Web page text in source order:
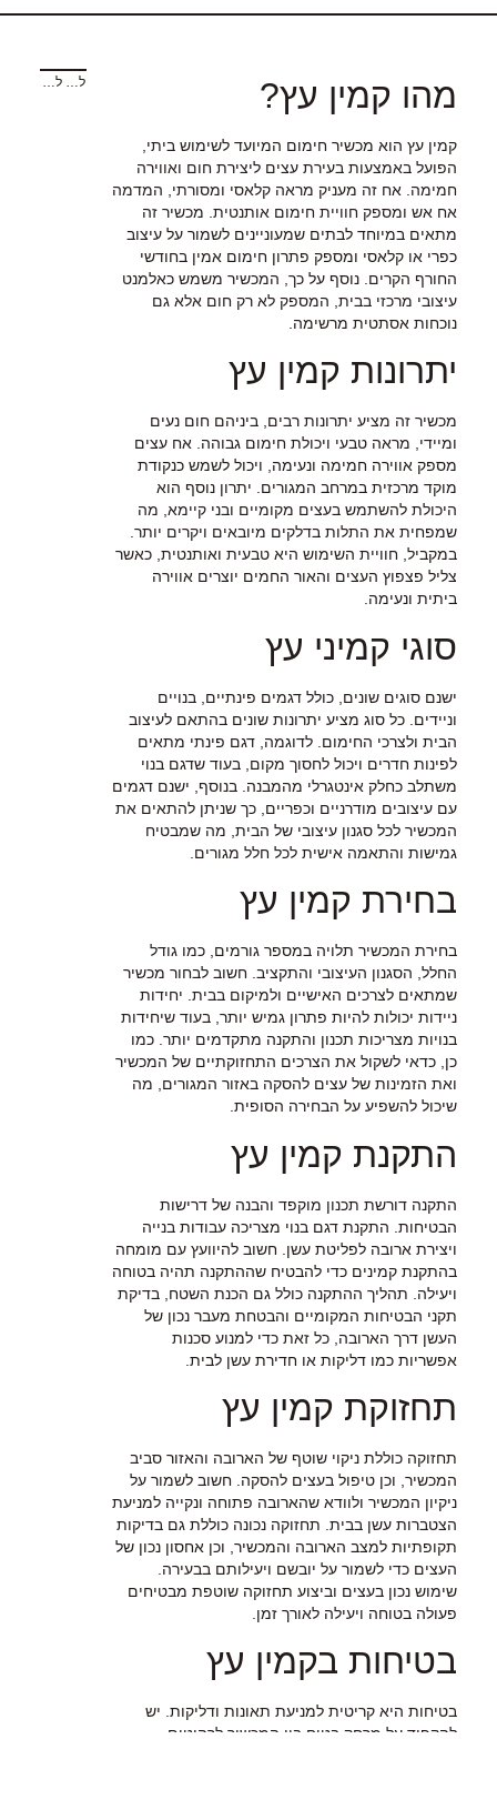
מהו קמין עץ?
קמין עץ הוא מכשיר חימום המיועד לשימוש ביתי,
הפועל באמצעות בעירת עצים ליצירת חום ואווירה
חמימה. אח זה מעניק מראה קלאסי ומסורתי, המדמה
אח אש ומספק חוויית חימום אותנטית. מכשיר זה
מתאים במיוחד לבתים שמעוניינים לשמור על עיצוב
כפרי או קלאסי ומספק פתרון חימום אמין בחודשי
החורף הקרים. נוסף על כך, המכשיר משמש כאלמנט
עיצובי מרכזי בבית, המספק לא רק חום אלא גם
נוכחות אסתטית מרשימה.
יתרונות קמין עץ
מכשיר זה מציע יתרונות רבים, ביניהם חום נעים
ומיידי, מראה טבעי ויכולת חימום גבוהה. אח עצים
מספק אווירה חמימה ונעימה, ויכול לשמש כנקודת
מוקד מרכזית במרחב המגורים. יתרון נוסף הוא
היכולת להשתמש בעצים מקומיים ובני קיימא, מה
שמפחית את התלות בדלקים מיובאים ויקרים יותר.
במקביל, חוויית השימוש היא טבעית ואותנטית, כאשר
צליל פצפוץ העצים והאור החמים יוצרים אווירה
ביתית ונעימה.
סוגי קמיני עץ
ישנם סוגים שונים, כולל דגמים פינתיים, בנויים
וניידים. כל סוג מציע יתרונות שונים בהתאם לעיצוב
הבית ולצרכי החימום. לדוגמה, דגם פינתי מתאים
לפינות חדרים ויכול לחסוך מקום, בעוד שדגם בנוי
משתלב כחלק אינטגרלי מהמבנה. בנוסף, ישנם דגמים
עם עיצובים מודרניים וכפריים, כך שניתן להתאים את
המכשיר לכל סגנון עיצובי של הבית, מה שמבטיח
גמישות והתאמה אישית לכל חלל מגורים.
בחירת קמין עץ
בחירת המכשיר תלויה במספר גורמים, כמו גודל
החלל, הסגנון העיצובי והתקציב. חשוב לבחור מכשיר
שמתאים לצרכים האישיים ולמיקום בבית. יחידות
ניידות יכולות להיות פתרון גמיש יותר, בעוד שיחידות
בנויות מצריכות תכנון והתקנה מתקדמים יותר. כמו
כן, כדאי לשקול את הצרכים התחזוקתיים של המכשיר
ואת הזמינות של עצים להסקה באזור המגורים, מה
שיכול להשפיע על הבחירה הסופית.
התקנת קמין עץ
התקנה דורשת תכנון מוקפד והבנה של דרישות
הבטיחות. התקנת דגם בנוי מצריכה עבודות בנייה
ויצירת ארובה לפליטת עשן. חשוב להיוועץ עם מומחה
בהתקנת קמינים כדי להבטיח שההתקנה תהיה בטוחה
ויעילה. תהליך ההתקנה כולל גם הכנת השטח, בדיקת
תקני הבטיחות המקומיים והבטחת מעבר נכון של
העשן דרך הארובה, כל זאת כדי למנוע סכנות
אפשריות כמו דליקות או חדירת עשן לבית.
תחזוקת קמין עץ
תחזוקה כוללת ניקוי שוטף של הארובה והאזור סביב
המכשיר, וכן טיפול בעצים להסקה. חשוב לשמור על
ניקיון המכשיר ולוודא שהארובה פתוחה ונקייה למניעת
הצטברות עשן בבית. תחזוקה נכונה כוללת גם בדיקות
תקופתיות למצב הארובה והמכשיר, וכן אחסון נכון של
העצים כדי לשמור על יובשם ויעילותם בבעירה.
שימוש נכון בעצים וביצוע תחזוקה שוטפת מבטיחים
פעולה בטוחה ויעילה לאורך זמן.
בטיחות בקמין עץ
בטיחות היא קריטית למניעת תאונות ודליקות. יש
להקפיד על מרחק בטוח בין המכשיר לרהיטים
למאמר הקודם למאמר הבא